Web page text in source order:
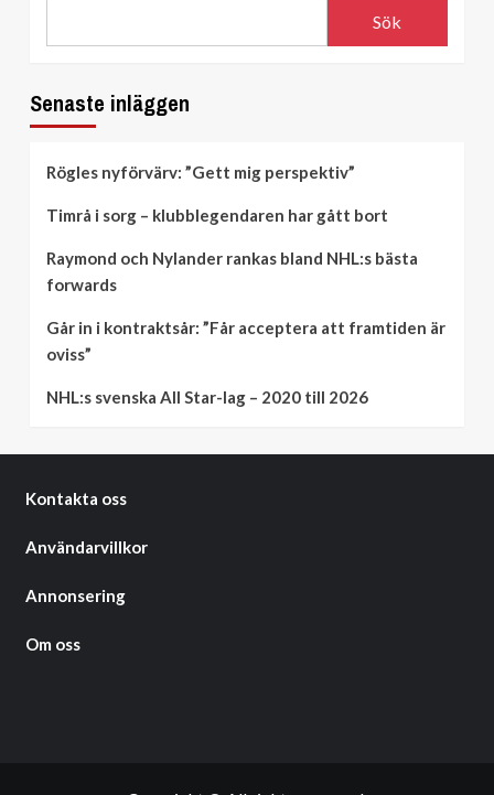
Sök
Senaste inläggen
Rögles nyförvärv: ”Gett mig perspektiv”
Timrå i sorg – klubblegendaren har gått bort
Raymond och Nylander rankas bland NHL:s bästa
forwards
Går in i kontraktsår: ”Får acceptera att framtiden är
oviss”
NHL:s svenska All Star-lag – 2020 till 2026
Kontakta oss
Användarvillkor
Annonsering
Om oss